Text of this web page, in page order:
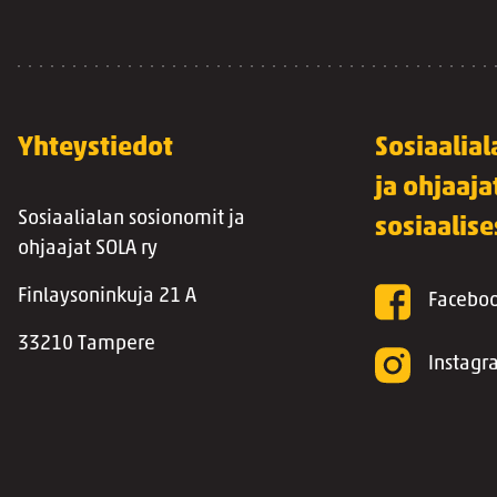
Yhteystiedot
Sosiaalialan sosionomit ja
ohjaajat SOLA ry
Finlaysoninkuja 21 A
33210 Tampere
ja